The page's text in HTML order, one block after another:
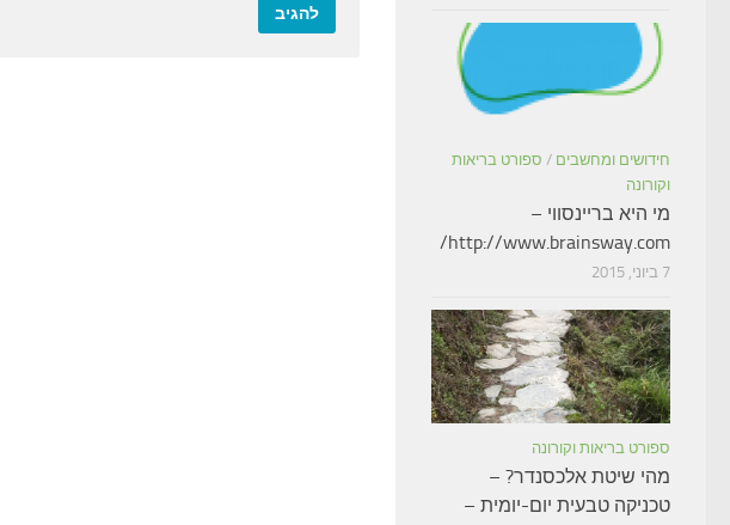
חידושים ומחשבים / ספורט בריאות
וקורונה
מי היא בריינסווי –
http://www.brainsway.com/
7 ביוני, 2015
ספורט בריאות וקורונה
מהי שיטת אלכסנדר? –
טכניקה טבעית יום-יומית –